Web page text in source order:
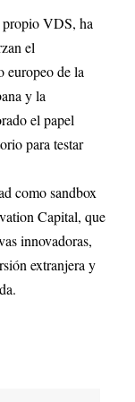
VDS, ha
el
europeo de la
y la
el papel
para testar
como sandbox
Capital, que
innovadoras,
extranjera y